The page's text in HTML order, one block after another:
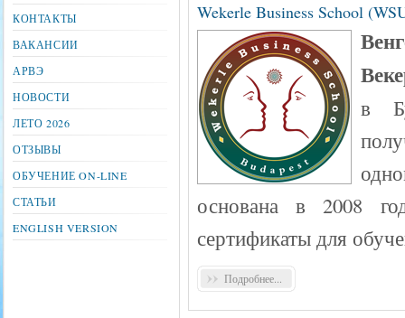
Wekerle Business School
в
основана в 2008
сертификаты для
Подробнее...
КОНТАКТЫ
ВАКАНСИИ
АРВЭ
НОВОСТИ
ЛЕТО 2026
ОТЗЫВЫ
ОБУЧЕНИЕ ON-LINE
СТАТЬИ
ENGLISH VERSION